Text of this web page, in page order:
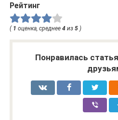
Рейтинг
( 1 оценка, среднее 4 из 5 )
Понравилась